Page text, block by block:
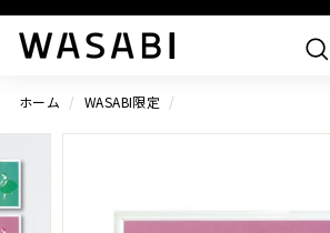
すべての作品を見る
W
S
A
B
I
検索
ホーム / WASABI限定 /